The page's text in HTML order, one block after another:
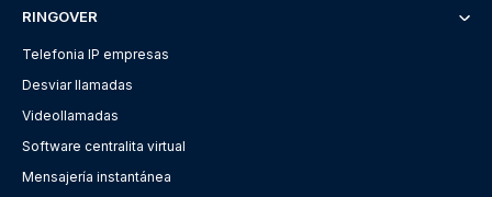
RINGOVER
Telefonia IP empresas
Desviar llamadas
Videollamadas
Software centralita virtual
Mensajería instantánea